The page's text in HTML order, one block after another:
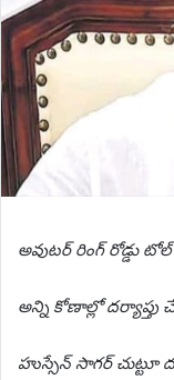
అవుటర్ రింగ్ రోడ్డు
అన్ని కోణాల్లో
హుస్సేన్​ సాగర్​